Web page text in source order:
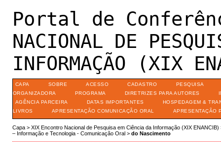
Portal de
NACIONAL DE
INFORMAÇÃO (XIX
CAPA SOBRE ACESSO CADASTRO
PESQUISA
ORGANIZADORA
PROGRAMA DIRETRIZES PARA AUTORES
AGÊNCIA PARCEIRA
DATAS IMPORTANTES
HOSPEDAGEM &
LIVROS
APRESENTAÇÃO COMUNICAÇÃO ORAL APRESENTAÇÃO
Capa> XIX Encontro Nacional de Pesquisa em Ciência da Informação (XIX ENANCIB)
– Informação e Tecnologia - Comunicação Oral> do Nascimento